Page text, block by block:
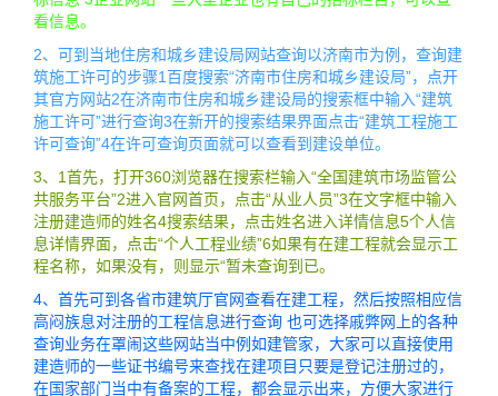
看信息。
2、可到当地住房和城乡建设局网站查询以济南市为例，查询建
筑施工许可的步骤1百度搜索“济南市住房和城乡建设局”，点开
其官方网站2在济南市住房和城乡建设局的搜索框中输入“建筑
施工许可”进行查询3在新开的搜索结果界面点击“建筑工程施工
许可查询”4在许可查询页面就可以查看到建设单位。
3、1首先，打开360浏览器在搜索栏输入“全国建筑市场监管公
共服务平台”2进入官网首页，点击“从业人员”3在文字框中输入
注册建造师的姓名4搜索结果，点击姓名进入详情信息5个人信
息详情界面，点击“个人工程业绩”6如果有在建工程就会显示工
程名称，如果没有，则显示“暂未查询到已。
4、首先可到各省市建筑厅官网查看在建工程，然后按照相应信
高闷族息对注册的工程信息进行查询 也可选择戚弊网上的各种
查询业务在罩闹这些网站当中例如建管家，大家可以直接使用
建造师的一些证书编号来查找在建项目只要是登记注册过的，
在国家部门当中有备案的工程，都会显示出来，方便大家进行